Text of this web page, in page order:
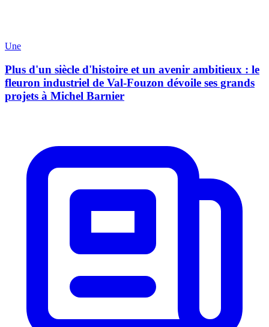
Une
Plus d'un siècle d'histoire et un avenir ambitieux : le
fleuron industriel de Val-Fouzon dévoile ses grands
projets à Michel Barnier